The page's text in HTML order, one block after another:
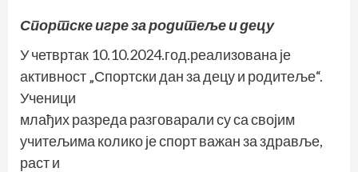
Спортске игре за родитеље и децу
У четвртак 10.10.2024.год.реализована је
активност „Спортски дан за децу и родитеље“.
Ученици
млађих разреда разговарали су са својим
учитељима колико је спорт важан за здравље,
раст и